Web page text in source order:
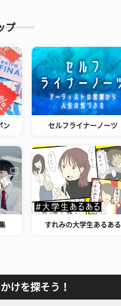
プ
ン セルフライナーノーツ
すれみの大学生あるある
けを探そう！